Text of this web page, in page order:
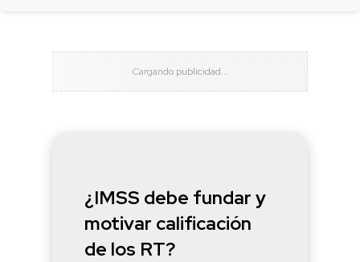
¿IMSS debe fundar y
motivar calificación
de los RT?